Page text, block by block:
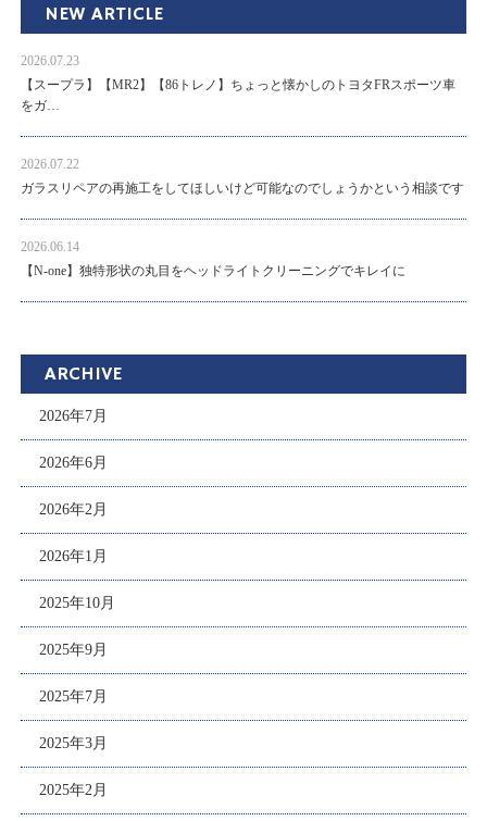
NEW ARTICLE
2026.07.23
【スープラ】【MR2】【86トレノ】ちょっと懐かしのトヨタFRスポーツ車
をガ…
2026.07.22
ガラスリペアの再施工をしてほしいけど可能なのでしょうかという相談です
2026.06.14
【N-one】独特形状の丸目をヘッドライトクリーニングでキレイに
ARCHIVE
2026年7月
2026年6月
2026年2月
2026年1月
2025年10月
2025年9月
2025年7月
2025年3月
2025年2月